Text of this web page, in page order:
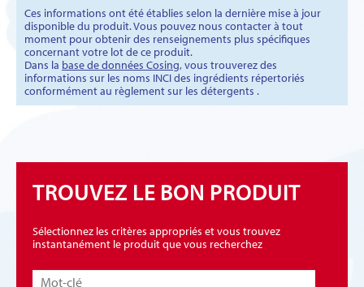
Ces informations ont été établies selon la dernière mise à jour
disponible du produit. Vous pouvez nous contacter à tout
moment pour obtenir des renseignements plus spécifiques
concernant votre lot de ce produit.
Dans la base de données Cosing, vous trouverez des
informations sur les noms INCI des ingrédients répertoriés
conformément au règlement sur les détergents .
TROUVEZ LE BON PRODUIT
Sélectionnez les critères appropriés et vous trouvez
instantanément le produit que vous recherchez